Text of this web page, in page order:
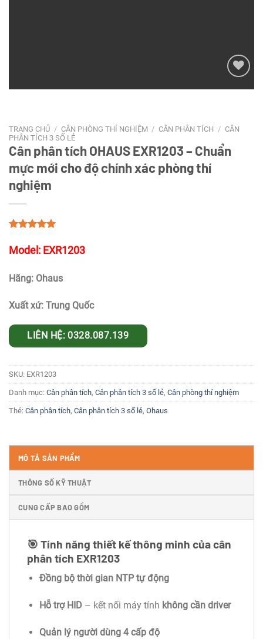
Add to
TRANG CHỦ / CÂN PHÒNG THÍ NGHIỆM / CÂN PHÂN TÍCH / CÂN
PHÂN TÍCH 3 SỐ LẺ
Cân phân tích OHAUS EXR1203 – Chuẩn
mực mới cho độ chính xác phòng thí
nghiệm
Model: EXR1203
Hãng: Ohaus
Xuất xứ: Trung Quốc
LIÊN HỆ: 0328.087.139
SKU: EXR1203
Danh mục: Cân phân tích, Cân phân tích 3 số lẻ, Cân phòng thí nghiệm
Thẻ: Cân phân tích, Cân phân tích 3 số lẻ, Ohaus
MÔ TẢ SẢN PHẨM
THÔNG SỐ KỸ THUẬT
CUNG CẤP BAO GỒM
🎯 Tính năng thiết kế thông minh của cân
phân tích EXR1203
Đồng bộ thời gian NTP tự động
Hỗ trợ HID– kết nối máy tính không cần driver
Quản lý người dùng 4 cấp độ